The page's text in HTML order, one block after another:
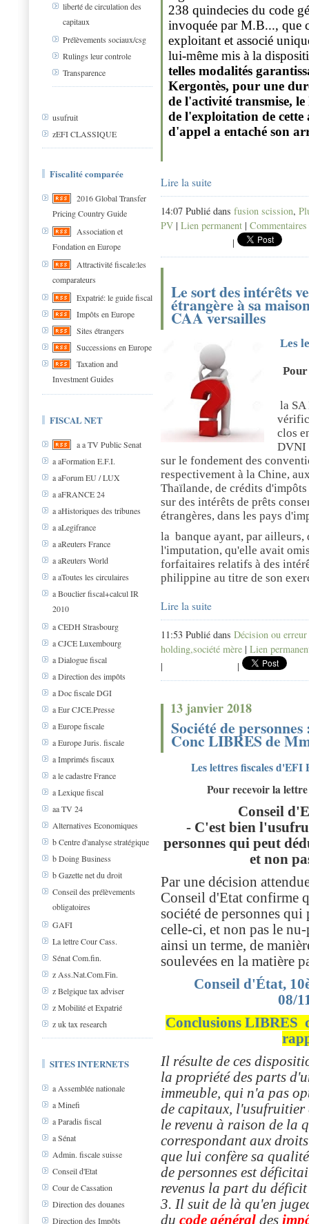
liberté de circulation des
capitaux
Prélèvements sociaux/csg
Rulings leur controle
Transparence
usufruit
zEFI CLASSIQUE
Fiscalité comparée
2016 Global Transfer
Pricing Country Guide
Association et
Fondation en Europe
Attractivité fiscale:les
comparateurs
Expatrié: le guide fiscal
Impôts en Europe
Sites étrangers
Successions en Europe
Taxation and
Investment Guides
FISCAL NET
a a TV Public Senat
a aFormation E.F.I.
a aForum EU / LUX
a aFRANCE 24
a aHistoriques des tribunes
a aLegifrance
a aReuters France
a aReuters World
a aToutes les circulaires
a Bouclier fiscal+calcul IR
2010
a CEDH Strasbourg
a CJCE Luxembourg
a Dialogue fiscal
a Direction des impôts
a Doc fiscale DGI
a Eur CJCE.Presse
a Europe fiscale
a Europe Juris. fiscale
a Imprimés fiscaux
a le cadastre France
a Lexique fiscal
aa TV 24
Alternatives Economiques
b Centre d'analyse stratégique
b Doing Business
b Gazette net du droit
Conseil des prélèvements
obligatoires
GAFI
La lettre Cour Cass.
Sénat Com.fin.
z Ass.Nat.Com.Fin.
z Belgique tax adviser
z Mobilité et Expatrié
z uk tax research
SITES INTERNETS
a Assemblée nationale
a Minefi
a Paradis fiscal
a Sénat
Admin. fiscale suisse
Conseil d'Etat
Cour de Cassation
Direction des douanes
Direction des Impôts
238 quindecies du code
invoquée par M.B..., que
exploitant et associé
lui-même mis à la
telles modalités
Kergontès, pour une
de l'activité transmise, le
de l'exploitation de
d'appel a entaché son
Lire la suite
14:07 Publié dans fusion scission,
PV | Lien permanent |
|
Le sort des intérêts
étrangère à sa
CAA versailles
Les
la SA
clos
DVNI
sur le fondement des
respectivement à la Chine,
Thaïlande, de crédits
sur des intérêts de prêts
étrangères, dans les pays
la banque ayant, par
l'imputation, qu'elle avait
forfaitaires relatifs à des
philippine au titre de son
Lire la suite
11:53 Publié dans Décision ou
holding,société mère | Lien
|
|
13 janvier 2018
Société de
Conc LIBRES de
Les lettres fiscales
Pour recevoir la
Conseil
- C'est bien
personnes qui peut
et non
Par une décision
Conseil d'Etat confirme
société de personnes
celle-ci, et non pas le
ainsi un terme, de
soulevées en la matière
Conseil d'État,
08/
Conclusions LIBRES
Il résulte de ces
la propriété des parts
immeuble, qui n'a pas
de capitaux, l'usufruitier
le revenu à raison de la
correspondant aux
que lui confère sa
de personnes est
revenus la part du
3. Il suit de là qu'en
du code général des